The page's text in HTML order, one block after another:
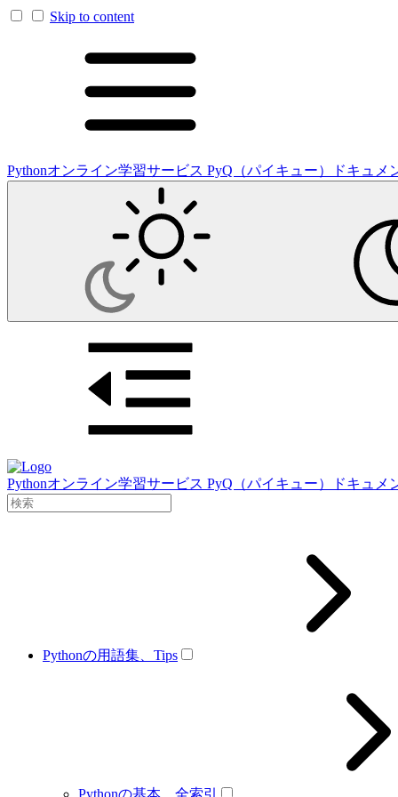
Skip to content
Pythonオンライン学習サービス PyQ（パイキュー）ドキュメ
Pythonオンライン学習サービス PyQ（パイキュー）ドキュメ
Pythonの用語集、Tips
Pythonの基本、全索引